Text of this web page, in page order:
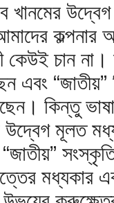
খানমের
কল্পনার
কেউই চান না।
এবং
কিন্তু
উদ্বেগ মূলত
“জাতীয়”
মধ্যকার